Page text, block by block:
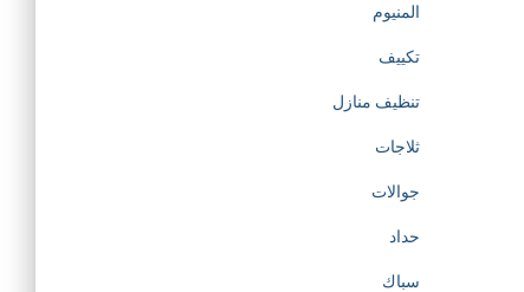
المنيوم
تكييف
تنظيف منازل
ثلاجات
جوالات
حداد
سباك